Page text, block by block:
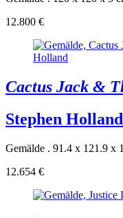
12.800 €
Cactus Jack &
Stephen Holland
Gemälde . 91.4 x 121.9 x
12.654 €